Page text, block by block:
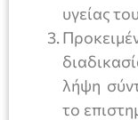
υγείας
λήψη
το